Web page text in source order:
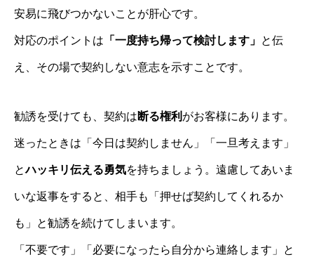
安易に飛びつかないことが肝心です。
対応のポイントは 「一度持ち帰って検討します」 と伝
え、その場で契約しない意志を示すことです。
勧誘を受けても、契約は断る権利 がお客様にあります。
迷ったときは「今日は契約しません」「一旦考えます」
とハッキリ伝える勇気を持ちましょう。遠慮してあいま
いな返事をすると、相手も「押せば契約してくれるか
も」と勧誘を続けてしまいます。
「不要です」「必要になったら自分から連絡します」と